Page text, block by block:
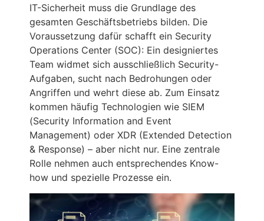
IT-Sicherheit muss die Grundlage des
gesamten Geschäftsbetriebs bilden. Die
Voraussetzung dafür schafft ein Security
Operations Center (SOC): Ein designiertes
Team widmet sich ausschließlich Security-
Aufgaben, sucht nach Bedrohungen oder
Angriffen und wehrt diese ab. Zum Einsatz
kommen häufig Technologien wie SIEM
(Security Information and Event
Management) oder XDR (Extended Detection
& Response) – aber nicht nur. Eine zentrale
Rolle nehmen auch entsprechendes Know-
how und spezielle Prozesse ein.